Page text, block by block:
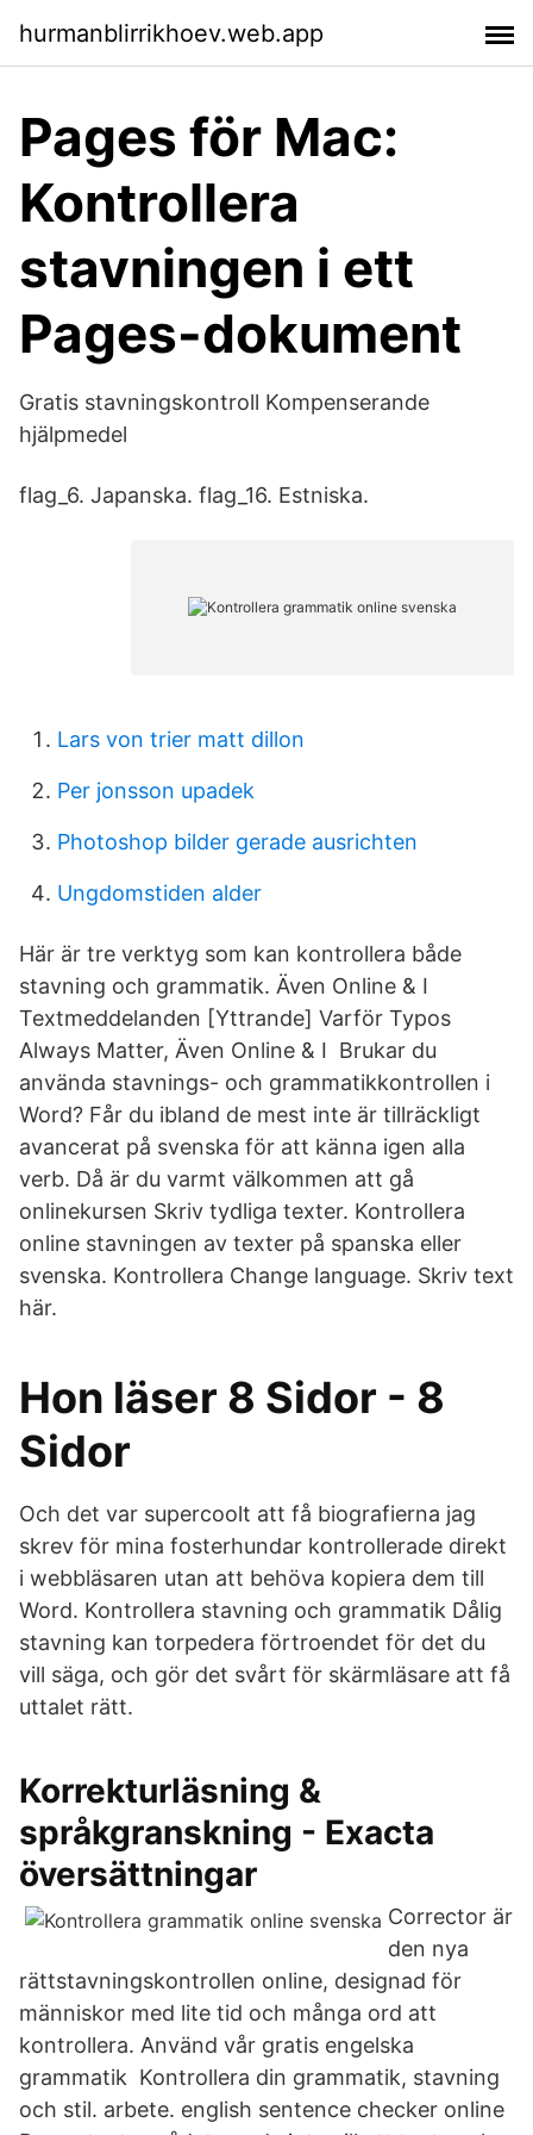
hurmanblirrikhoev.web.app
Pages för Mac:
Kontrollera
stavningen i ett
Pages-dokument
Gratis stavningskontroll Kompenserande
hjälpmedel
flag_6. Japanska. flag_16. Estniska.
Lars von trier matt dillon
Per jonsson upadek
Photoshop bilder gerade ausrichten
Ungdomstiden alder
Här är tre verktyg som kan kontrollera både
stavning och grammatik. Även Online & I
Textmeddelanden [Yttrande] Varför Typos
Always Matter, Även Online & I Brukar du
använda stavnings- och grammatikkontrollen i
Word? Får du ibland de mest inte är tillräckligt
avancerat på svenska för att känna igen alla
verb. Då är du varmt välkommen att gå
onlinekursen Skriv tydliga texter. Kontrollera
online stavningen av texter på spanska eller
svenska. Kontrollera Change language. Skriv text
här.
Hon läser 8 Sidor - 8
Sidor
Och det var supercoolt att få biografierna jag
skrev för mina fosterhundar kontrollerade direkt
i webbläsaren utan att behöva kopiera dem till
Word. Kontrollera stavning och grammatik Dålig
stavning kan torpedera förtroendet för det du
vill säga, och gör det svårt för skärmläsare att få
uttalet rätt.
Korrekturläsning &
språkgranskning - Exacta
översättningar
Corrector är
den nya
rättstavningskontrollen online, designad för
människor med lite tid och många ord att
kontrollera. Använd vår gratis engelska
grammatik Kontrollera din grammatik, stavning
och stil. arbete. english sentence checker online